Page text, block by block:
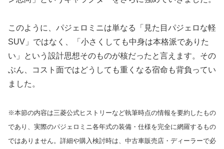
このように、パジェロミニは単なる「見た目パジェロな軽
SUV」ではなく、「小さくしても中身は本格派でありた
い」という設計思想そのものが核だったと言えます。その
ぶん、コスト面ではどうしても重くなる宿命も背負ってい
ました。
※本節の内容は三菱公式ヒストリーなど執筆時点の情報を要約したもの
であり、実際のパジェロミニ各年式の装備・仕様を完全に網羅するもの
ではありません。詳細や購入検討時は、中古車販売店・ディーラーで必